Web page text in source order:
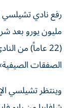
مليون يورو بعد
(22 عاماً) من
الصفقات
وينتظر تشيلسي